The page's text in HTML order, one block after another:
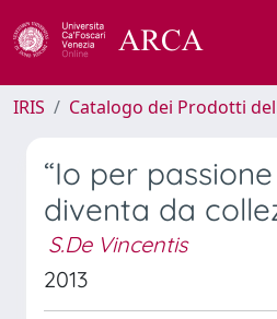
IRIS Catalogo dei Prodotti
“Io per
diventa da
S.De Vincentis
2013